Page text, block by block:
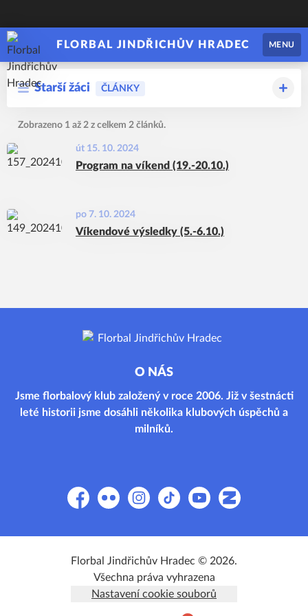
FLORBAL JINDŘICHŮV HRADEC MENU
Starší žáci ČLÁNKY
Zobrazeno 1 až 2 z celkem 2 článků.
út 15. 10. 2024
Program na víkend (19.-20.10.)
po 7. 10. 2024
Víkendové výsledky (5.-6.10.)
O NÁS
Jsme florbalový klub založený v roce 2006. Již v šestnácti
leté historii jsme dosáhli několika klubových úspěchů a
milníků.
FacebookFlickr Instagram
TikTok YouTubeZonerama
Florbal Jindřichův Hradec © 2026.
Všechna práva vyhrazena
Nastavení cookie souborů